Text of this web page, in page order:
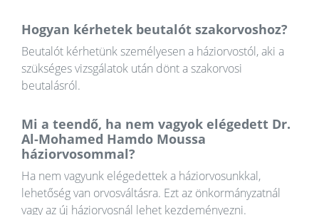
Hogyan kérhetek beutalót szakorvoshoz?
Beutalót kérhetünk személyesen a háziorvostól, aki a
szükséges vizsgálatok után dönt a szakorvosi
beutalásról.
Mi a teendő, ha nem vagyok elégedett Dr.
Al-Mohamed Hamdo Moussa
háziorvosommal?
Ha nem vagyunk elégedettek a háziorvosunkkal,
lehetőség van orvosváltásra. Ezt az önkormányzatnál
vagy az új háziorvosnál lehet kezdeményezni.